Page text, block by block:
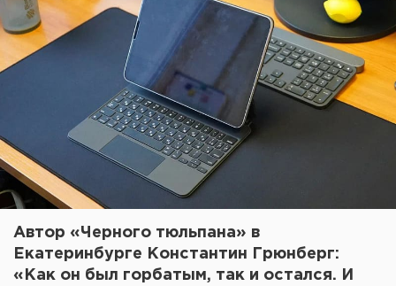
Автор «Черного тюльпана» в
Екатеринбурге Константин Грюнберг:
«Как он был горбатым, так и остался. И